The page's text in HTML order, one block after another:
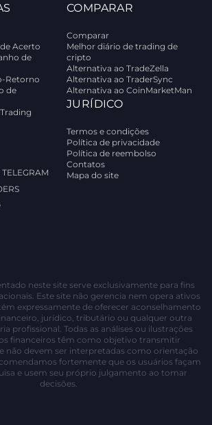
Acerto
de
Retorno
de
COMPARAR
Comparar
Melhor diário de trading de
cripto
Alternativa ao TradeZella
Alternativa ao TraderSync
Alternativa ao CoinMarketMan
JURÍDICO
Termos e condições
Política de privacidade
Política de reembolso
Contatos
Mapa do site
neste site serve exclusivamente para fins
Este site não gerencia nem opera ativos
expressamente de oferecer aconselhamento
jurídico, tributário ou qualquer outra
profissional. Todas as análises ou ilustrações
financeiros têm como objetivo transmitir
não devem ser interpretadas como orientação
fortemente que os usuários façam
e usem seu próprio julgamento ao tomar
decisões.